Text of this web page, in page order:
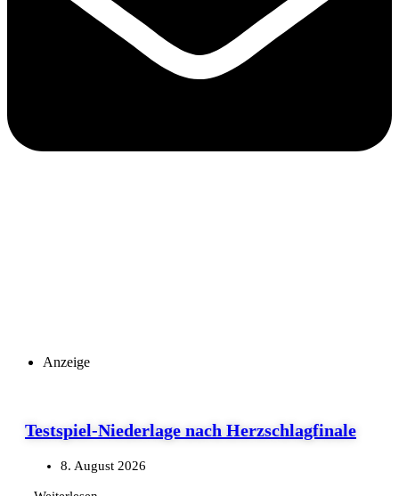
Anzeige
Testspiel-Niederlage nach Herzschlagfinale
8. August 2026